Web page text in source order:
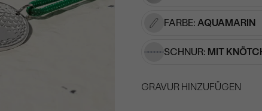
FARBE: AQUAMARIN
SCHNUR: MIT
GRAVUR HINZUFÜGEN